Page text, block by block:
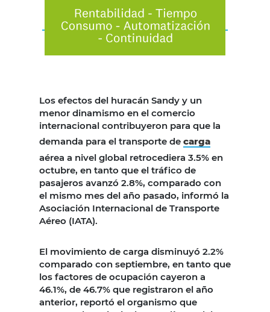
Los efectos del huracán Sandy y un
menor dinamismo en el comercio
internacional contribuyeron para que la
demanda para el transporte de carga
aérea a nivel global retrocediera 3.5% en
octubre, en tanto que el tráfico de
pasajeros avanzó 2.8%, comparado con
el mismo mes del año pasado, informó la
Asociación Internacional de Transporte
Aéreo (IATA).
El movimiento de carga disminuyó 2.2%
comparado con septiembre, en tanto que
los factores de ocupación cayeron a
46.1%, de 46.7% que registraron el año
anterior, reportó el organismo que